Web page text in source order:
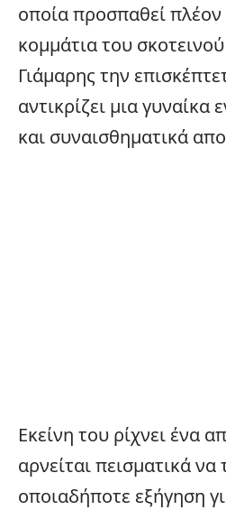
οποία προσπαθεί
κομμάτια του
Γιάμαρης την
αντικρίζει μια γυναίκα
και συναισθηματικά
Εκείνη του ρίχνει ένα
αρνείται πεισματικά
οποιαδήποτε εξήγηση